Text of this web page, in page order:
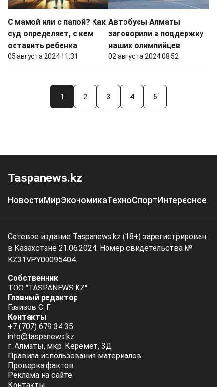
С мамой или с папой? Как
суд определяет, с кем
оставить ребенка
05 августа 2024 11:31
Автобусы Алматы
заговорили в поддержку
наших олимпийцев
02 августа 2024 08:52
1 2 3 4 5
Taspanews.kz
НовостиМирЭкономикаТехноСпортИнтересное
Сетевое издание Taspanews.kz (18+) зарегистрирован
в Казахстане 21.06.2024. Номер свидетельства №
KZ31VPY00095404.
Собственник
ТОО "TASPANEWS.KZ"
Главный редактор
Газизов С. Г.
Контакты
+7 (707) 679 34 35
info@taspanews.kz
г. Алматы, мкр. Керемет, 3Д
Правила использования материалов
Проверка фактов
Реклама на сайте
Контакты